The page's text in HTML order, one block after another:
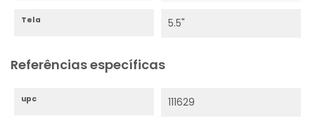
Tela 5.5"
Referências específicas
upc 111629